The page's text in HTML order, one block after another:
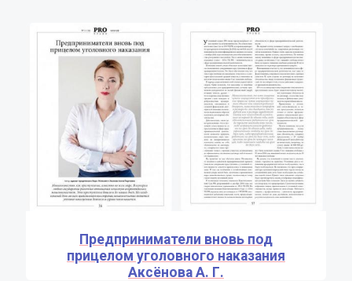
Предприниматели вновь под
прицелом уголовного наказания
Аксёнова А. Г.